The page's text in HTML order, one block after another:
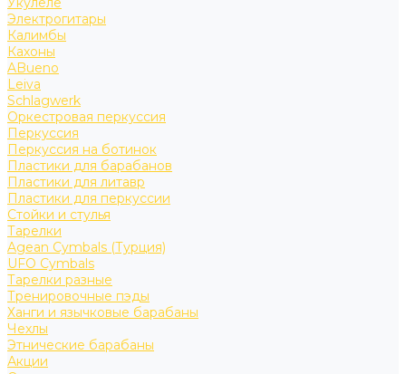
Электрогитары
Калимбы
Кахоны
ABueno
Leiva
Schlagwerk
Оркестровая перкуссия
Перкуссия
Перкуссия на ботинок
Пластики для барабанов
Пластики для литавр
Пластики для перкуссии
Стойки и стулья
Тарелки
Agean Cymbals (Турция)
UFO Cymbals
Тарелки разные
Тренировочные пэды
Ханги и язычковые барабаны
Чехлы
Этнические барабаны
Акции